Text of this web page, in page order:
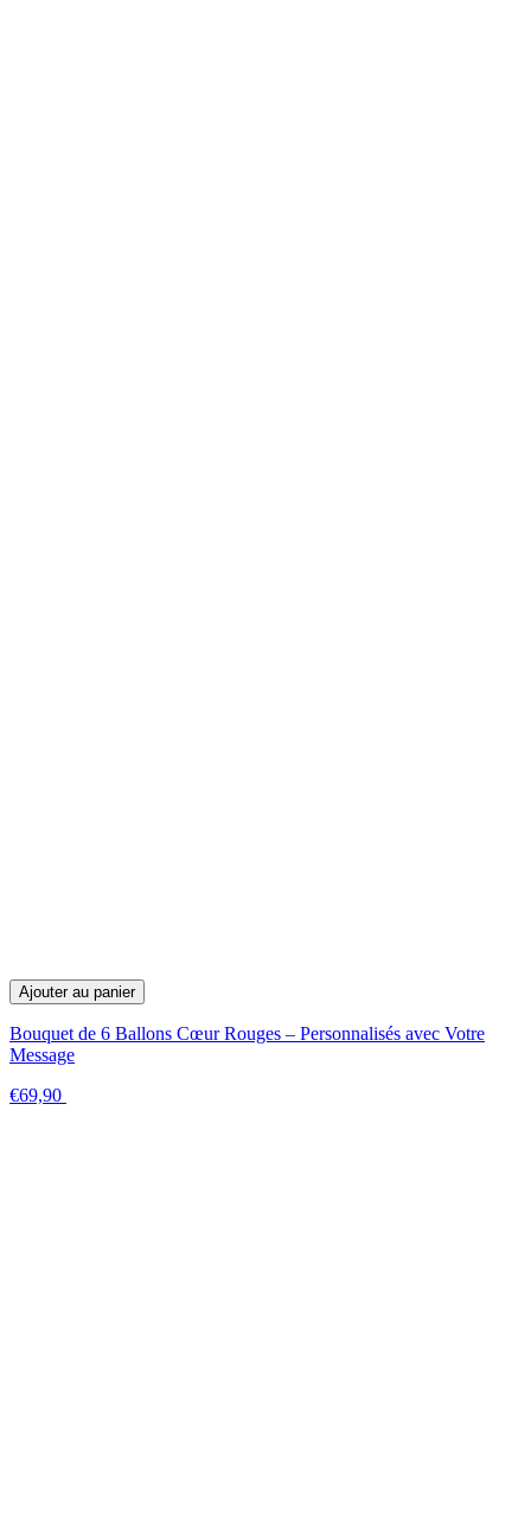
Ajouter au panier
Bouquet de 6 Ballons Cœur Rouges – Personnalisés avec Votre
Message
€69,90